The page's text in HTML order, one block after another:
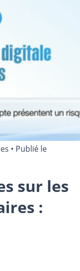
• Publié le
sur les
: